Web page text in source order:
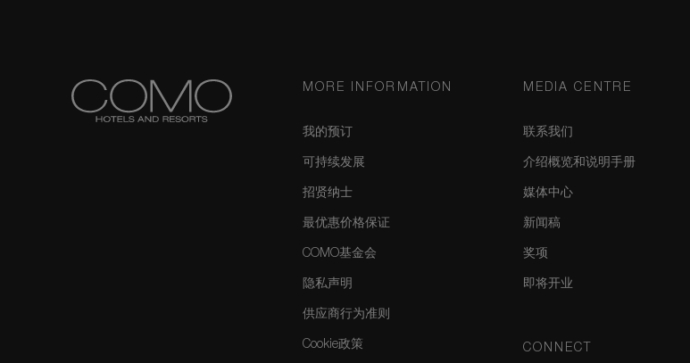
MORE INFORMATION
我的预订
可持续发展
招贤纳士
最优惠价格保证
COMO基金会
隐私声明
供应商行为准则
Cookie政策
MEDIA CENTRE
联系我们
介绍概览和说明手册
媒体中心
新闻稿
奖项
即将开业
CONNECT